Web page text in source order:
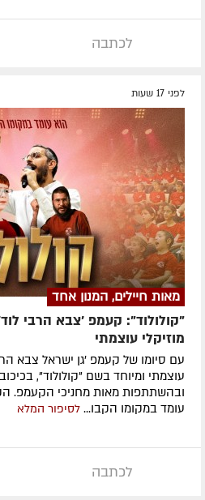
לכתבה
לפני 17 שעות
מאות חיילים, המנון אחד
"קולולוד": קעמפ 'צבא הרבי
מוזיקלי עוצמתי
עם סיומו של קעמפ 'גן ישראל צבא
עוצמתי ומיוחד בשם "קולולוד",
ובהשתתפות מאות מחניכי הקעמפ.
עומד במקומו הקבו... לסיפור המלא
לכתבה